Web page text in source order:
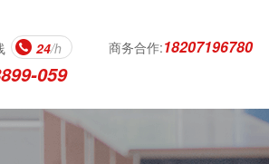
24/h
059
商务合作:18207196780